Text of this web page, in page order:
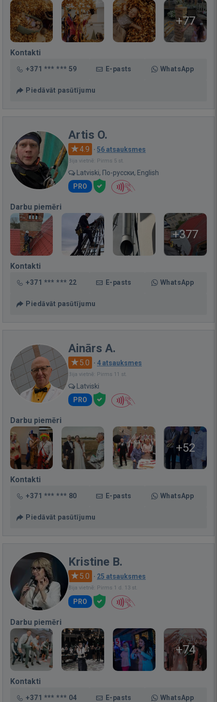
+77
Kontakti
+371 *** *** 59 E-pasts WhatsApp
Piedāvāt pasūtījumu
Artis O.
4.9 · 56 atsauksmes
Bija vietnē: Pirms 5 st.
Latviski, По-русски, English
PRO
Darbu piemēri
+377
Kontakti
+371 *** *** 22 E-pasts WhatsApp
Piedāvāt pasūtījumu
Ainārs A.
5.0 · 4 atsauksmes
Bija vietnē: Pirms 11 st.
Latviski
PRO
Darbu piemēri
+52
Kontakti
+371 *** *** 80 E-pasts WhatsApp
Piedāvāt pasūtījumu
Kristine B.
5.0 · 25 atsauksmes
Bija vietnē: Pirms 1 d. 13 st.
PRO
Darbu piemēri
+74
Kontakti
+371 *** *** 04 E-pasts WhatsApp